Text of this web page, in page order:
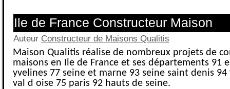
Ile de France Constructeur Maison
Auteur Constructeur de Maisons Qualitis
Maison Qualitis réalise de nombreux projets de
maisons en Ile de France et ses départements 91
yvelines 77 seine et marne 93 seine saint denis
val d oise 75 paris 92 hauts de seine.